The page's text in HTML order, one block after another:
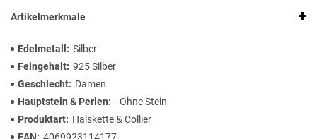
Artikelmerkmale
Edelmetall
Silber
Feingehalt 925 Silber
Geschlecht
Damen
Hauptstein & Perlen
- Ohne Stein
Produktart
Halskette & Collier